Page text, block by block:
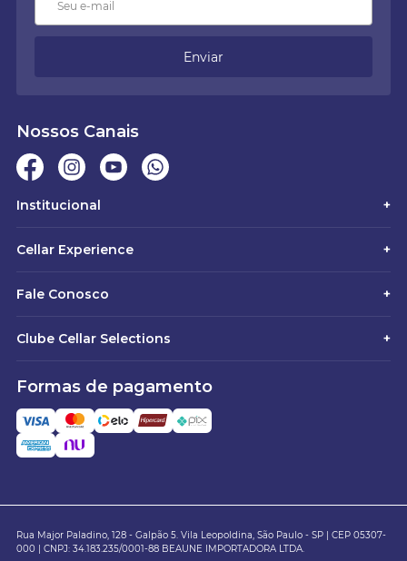
Enviar
Nossos Canais
Institucional +
Cellar Experience +
Fale Conosco +
Clube Cellar Selections +
Formas de pagamento
Rua Major Paladino, 128 - Galpão 5. Vila Leopoldina, São Paulo - SP | CEP 05307-
000 | CNPJ: 34.183.235/0001-88 BEAUNE IMPORTADORA LTDA.